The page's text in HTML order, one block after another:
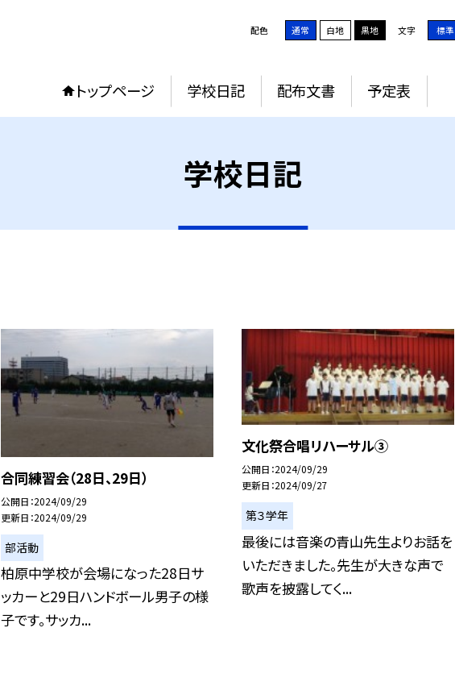
配色 通常 白地 黒地 文字 標準
トップページ 学校日記 配布文書 予定表
学校日記
合同練習会（28日、29日）
公開日 2024/09/29
更新日 2024/09/29
部活動
柏原中学校が会場になった28日サ
ッカーと29日ハンドボール男子の様
子です。サッカ...
文化祭合唱リハーサル③
公開日 2024/09/29
更新日 2024/09/27
第３学年
最後には音楽の青山先生よりお話を
いただきました。先生が大きな声で
歌声を披露してく...